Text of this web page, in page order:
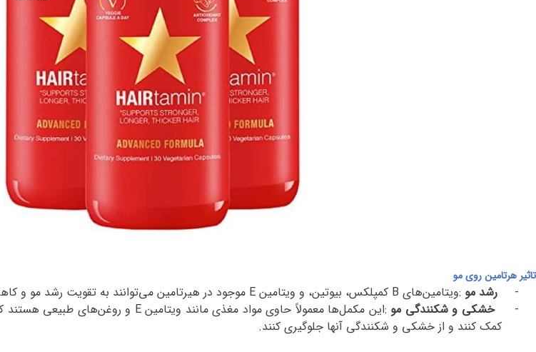
تاثیر هرتامین روی مو
- رشد مو :ویتامین‌های B کمپلکس، بیوتین، و ویتامین E موجود در هیرتامین می‌توانند به تقویت رشد مو و
-
خشکی و شکنندگی مو :این مکمل‌ها معمولاً حاوی مواد مغذی مانند ویتامینE و روغن‌های طبیعی هستند
کمک کنند و از خشکی و شکنندگی آنها جلوگیری کنند.